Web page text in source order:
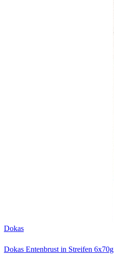
Dokas
Dokas Entenbrust in Streifen 6x70g